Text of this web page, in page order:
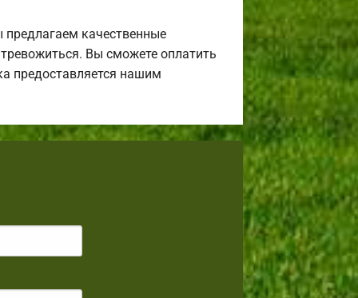
качественные
Вы сможете оплатить
предоставляется нашим